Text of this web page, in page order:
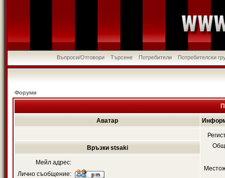
Въпроси/Отговори Търсене Потребители Потребителски
Форуми
Аватар
Връзки stsaki
Мейл адрес:
Лично съобщение: